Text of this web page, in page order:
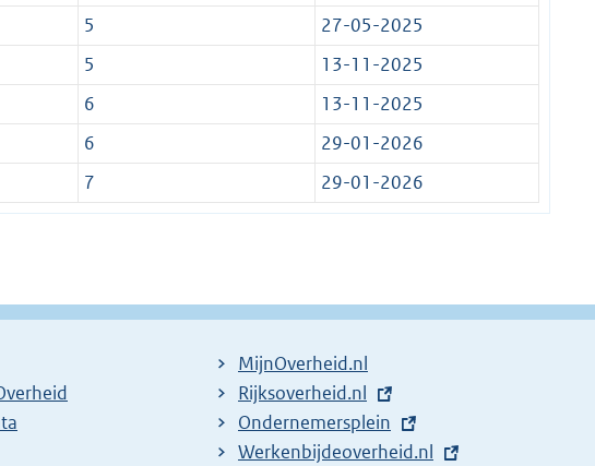
5
27-05-2025
5
13-11-2025
6
13-11-2025
6
29-01-2026
7 29-01-2026
MijnOverheid.nl
E
x
t
Rijksoverheid.nl
E
x
Ondernemersplein
E
Werkenbijdeoverheid.nl